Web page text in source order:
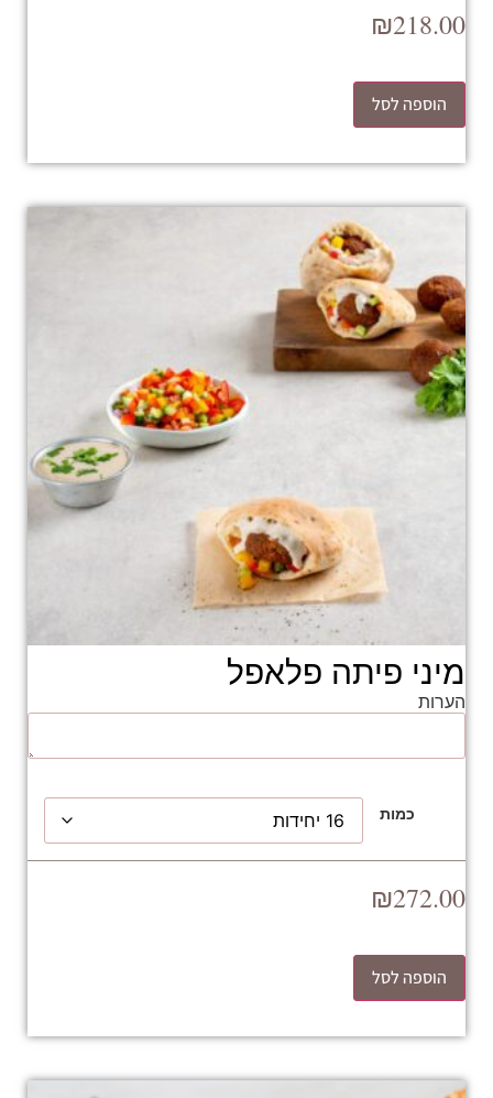
₪218.00
הוספה לסל
מיני פיתה פלאפל
הערות
כמות
₪272.00
הוספה לסל